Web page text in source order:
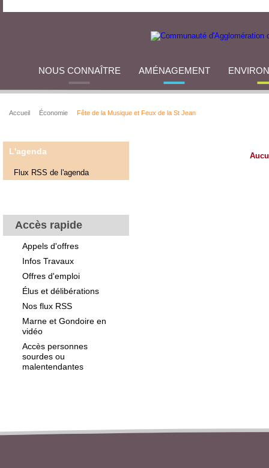
NOUS CONNAÎTRE AMÉNAGEMENT
Accueil Économie Fête de la Musique et Feux de la St Jean
L'agenda
Flux RSS de l'agenda
Accès rapide
Appels d'offres
Infos Travaux
Offres d'emploi
Élus et délibérations
Nos flux RSS
Marne et Gondoire en
vidéo
Accès personnes
sourdes ou
malentendantes